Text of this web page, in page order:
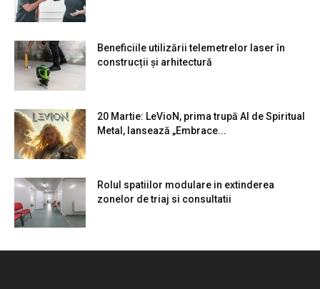
Beneficiile utilizării telemetrelor laser în
construcții și arhitectură
20 Martie: LeVioN, prima trupă AI de Spiritual
Metal, lansează „Embrace...
Rolul spatiilor modulare in extinderea
zonelor de triaj si consultatii